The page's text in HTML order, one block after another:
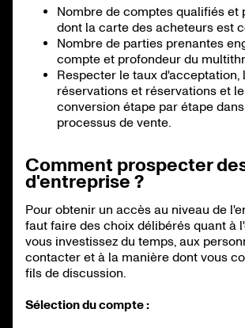
Nombre de comptes qualifiés et
dont la carte des acheteurs est
Nombre de parties prenantes
compte et profondeur du
Respecter le taux d'acceptation,
réservations et réservations et
conversion étape par étape
processus de vente.
Comment prospecter
d'entreprise ?
Pour obtenir un accès au niveau de
faut faire des choix délibérés quant à
vous investissez du temps, aux
contacter et à la manière dont vous
fils de discussion.
Sélection du compte :